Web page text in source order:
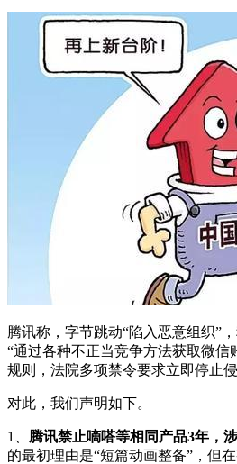
腾讯称，字节跳动“陷入恶意组织”
“通过各种不正当竞争方法获取微信
规则，法院多项禁令要求立即停止
对此，我们声明如下。
1、 腾讯禁止嘀嗒等相同产品3年，
的最初理由是“短篇动画整备”，但